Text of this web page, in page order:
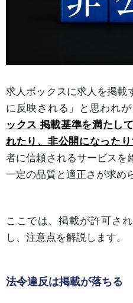
求人ボックスに求人を掲載
に反映される」と思われが
ックス 掲載基準を満たし
れたり、非公開になったり
者に信頼されるサービスを
一定の品質と適正さが求め
ここでは、掲載が許可さ
し、注意点を解説します。
法令違反は掲載が落ちる